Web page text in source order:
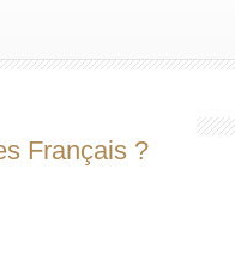
Français ?